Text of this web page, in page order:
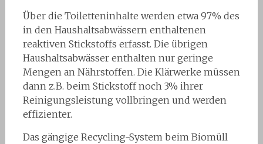
Über die Toiletteninhalte werden etwa 97% des
in den Haushaltsabwässern enthaltenen
reaktiven Stickstoffs erfasst. Die übrigen
Haushaltsabwässer enthalten nur geringe
Mengen an Nährstoffen. Die Klärwerke müssen
dann z.B. beim Stickstoff noch 3% ihrer
Reinigungsleistung vollbringen und werden
effizienter.
Das gängige Recycling-System beim Biomüll